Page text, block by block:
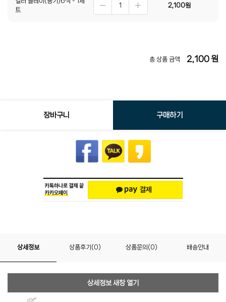
트
2,100원
총 상품 금액 2,100원
장바구니 구매하기
상세정보 상품후기(0) 상품문의(0) 배송안내
상세정보 새창 열기